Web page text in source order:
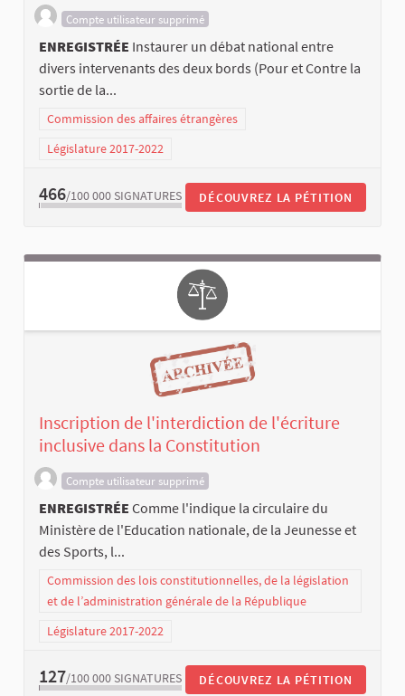
Compte utilisateur supprimé
ENREGISTRÉE Instaurer un débat national entre
divers intervenants des deux bords (Pour et Contre la
sortie de la...
Commission des affaires étrangères
Législature 2017-2022
466/100 000 SIGNATURES DÉCOUVREZ LA PÉTITION
Inscription de l'interdiction de l'écriture
inclusive dans la Constitution
Compte utilisateur supprimé
ENREGISTRÉE Comme l'indique la circulaire du
Ministère de l'Education nationale, de la Jeunesse et
des Sports, l...
Commission des lois constitutionnelles, de la législation
et de l’administration générale de la République
Législature 2017-2022
127/100 000 SIGNATURES DÉCOUVREZ LA PÉTITION